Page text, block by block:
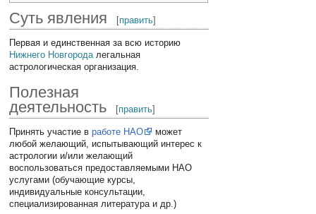
Суть явления [править]
Первая и единственная за всю историю
Нижнего Новгорода легальная
астрологическая организация.
Полезная
деятельность
[править]
Принять участие вработе НАО
может
любой желающий, испытывающий интерес к
астрологии и/или желающий
воспользоваться предоставляемыми НАО
услугами (обучающие курсы,
индивидуальные консультации,
специализированная литература и др.)